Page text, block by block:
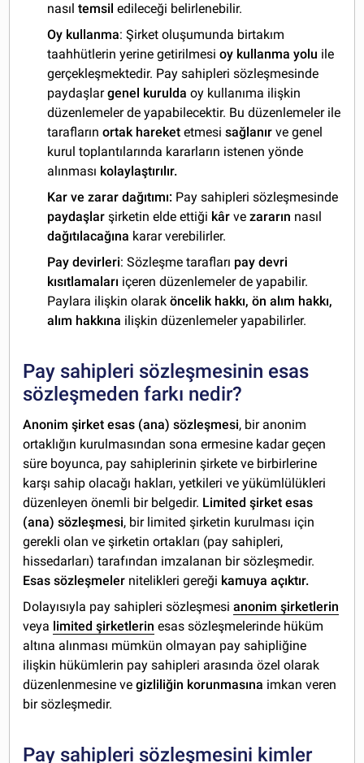
nasıltemsil edileceği belirlenebilir.
Oy kullanma: Şirket oluşumunda birtakım
taahhütlerin yerine getirilmesioy kullanma yolu ile
gerçekleşmektedir. Pay sahipleri sözleşmesinde
paydaşlargenel kurulda oy kullanıma ilişkin
düzenlemeler de yapabilecektir. Bu düzenlemeler ile
taraflarınortak hareket etmesisağlanır ve genel
kurul toplantılarında kararların istenen yönde
alınması kolaylaştırılır.
Kar ve zarar dağıtımı: Pay sahipleri sözleşmesinde
paydaşlar şirketin elde ettiği kâr vezararın nasıl
dağıtılacağına karar verebilirler.
Pay devirleri: Sözleşme tarafları pay devri
kısıtlamaları içeren düzenlemeler de yapabilir.
Paylara ilişkin olaraköncelik hakkı, ön alım hakkı,
alım hakkına ilişkin düzenlemeler yapabilirler.
Pay sahipleri sözleşmesinin esas
sözleşmeden farkı nedir?
Anonim şirket esas (ana) sözleşmesi, bir anonim
ortaklığın kurulmasından sona ermesine kadar geçen
süre boyunca, pay sahiplerinin şirkete ve birbirlerine
karşı sahip olacağı hakları, yetkileri ve yükümlülükleri
düzenleyen önemli bir belgedir. Limited şirket esas
(ana) sözleşmesi, bir limited şirketin kurulması için
gerekli olan ve şirketin ortakları (pay sahipleri,
hissedarları) tarafından imzalanan bir sözleşmedir.
Esas sözleşmeler nitelikleri gereği kamuya açıktır.
Dolayısıyla pay sahipleri sözleşmesianonim şirketlerin
veya limited şirketlerin esas sözleşmelerinde hüküm
altına alınması mümkün olmayan pay sahipliğine
ilişkin hükümlerin pay sahipleri arasında özel olarak
düzenlenmesine vegizliliğin korunmasına imkan veren
bir sözleşmedir.
Pay sahipleri sözleşmesini kimler